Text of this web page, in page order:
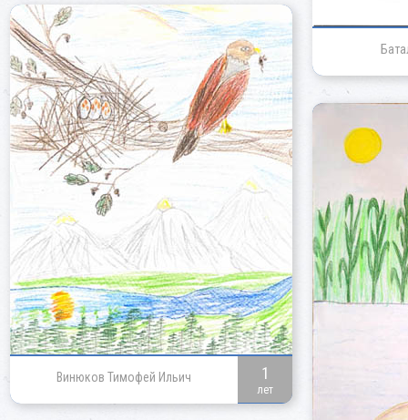
Винюков Тимофей Ильич 1
лет